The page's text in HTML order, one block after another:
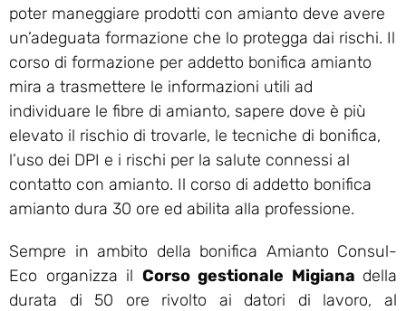
poter maneggiare prodotti con amianto deve avere
un’adeguata formazione che lo protegga dai rischi. Il
corso di formazione per addetto bonifica amianto
mira a trasmettere le informazioni utili ad
individuare le fibre di amianto, sapere dove è più
elevato il rischio di trovarle, le tecniche di bonifica,
l’uso dei DPI e i rischi per la salute connessi al
contatto con amianto. Il corso di addetto bonifica
amianto dura 30 ore ed abilita alla professione.
Sempre in ambito della bonifica Amianto Consul-
Eco organizza il Corso gestionale Migiana della
durata di 50 ore rivolto ai datori di lavoro, al